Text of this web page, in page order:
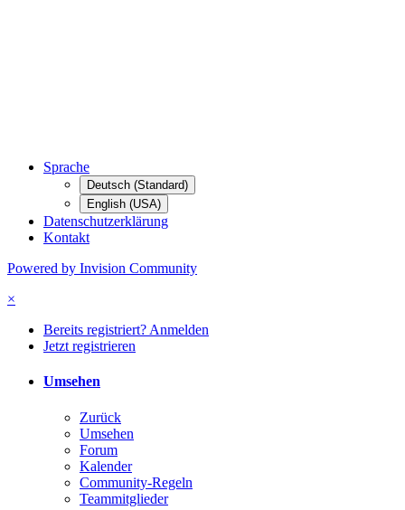
Sprache
Deutsch (Standard)
English (USA)
Datenschutzerklärung
Kontakt
Powered by Invision Community
×
Bereits registriert? Anmelden
Jetzt registrieren
Umsehen
Zurück
Umsehen
Forum
Kalender
Community-Regeln
Teammitglieder